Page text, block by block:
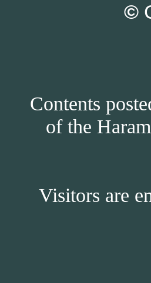
©
Contents
of the
Visitors are